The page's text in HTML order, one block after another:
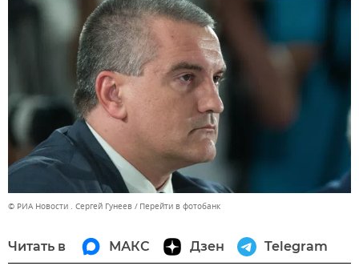
© РИА Новости . Сергей Гунеев Перейти в фотобанк
Читать в МАКС Дзен Telegram